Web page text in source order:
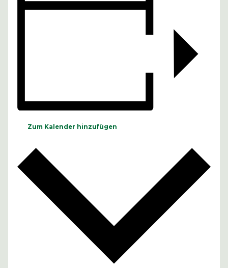
Zum Kalender hinzufügen